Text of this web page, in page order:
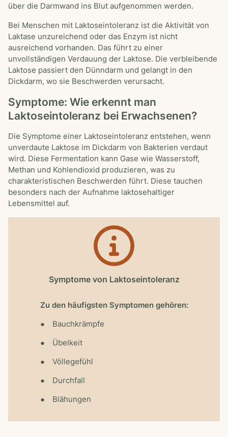
über die Darmwand ins Blut aufgenommen werden.
Bei Menschen mit Laktoseintoleranz ist die Aktivität von
Laktase unzureichend oder das Enzym ist nicht
ausreichend vorhanden. Das führt zu einer
unvollständigen Verdauung der Laktose. Die verbleibende
Laktose passiert den Dünndarm und gelangt in den
Dickdarm, wo sie Beschwerden verursacht.
Symptome: Wie erkennt man
Laktoseintoleranz bei Erwachsenen?
Die Symptome einer Laktoseintoleranz entstehen, wenn
unverdaute Laktose im Dickdarm von Bakterien verdaut
wird. Diese Fermentation kann Gase wie Wasserstoff,
Methan und Kohlendioxid produzieren, was zu
charakteristischen Beschwerden führt. Diese tauchen
besonders nach der Aufnahme laktosehaltiger
Lebensmittel auf.
Symptome von Laktoseintoleranz
Zu den häufigsten Symptomen gehören:
Bauchkrämpfe
Übelkeit
Völlegefühl
Durchfall
Blähungen